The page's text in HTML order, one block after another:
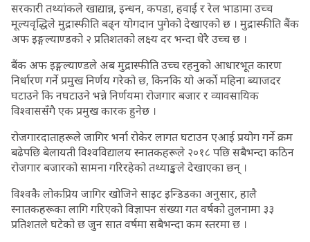
सरकारी तथ्यांकले खाद्यान्न, इन्धन, कपडा, हवाई र रेल भाडामा उच्च
मूल्यवृद्धिले मुद्रास्फीति बढ्न योगदान पुगेको देखाएको छ । मुद्रास्फीति बैंक
अफ इङ्गल्याण्डको २ प्रतिशतको लक्ष्य दर भन्दा धेरै उच्च छ ।
बैंक अफ इङ्गल्याण्डले अब मुद्रास्फीति उच्च रहनुको आधारभूत कारण
निर्धारण गर्ने प्रमुख निर्णय गरेको छ, किनकि यो अर्को महिना ब्याजदर
घटाउने कि नघटाउने भन्ने निर्णयमा रोजगार बजार र व्यावसायिक
विश्वाससँगै एक प्रमुख कारक हुनेछ ।
रोजगारदाताहरूले जागिर भर्ना रोकेर लागत घटाउन एआई प्रयोग गर्ने क्रम
बढेपछि बेलायती विश्वविद्यालय स्नातकहरूले २०१८ पछि सबैभन्दा कठिन
रोजगार बजारको सामना गरिरहेको तथ्याङ्कले देखाएका छन् ।
विश्वकै लोकप्रिय जागिर खोजिने साइट इन्डिडका अनुसार, हालै
स्नातकहरूका लागि गरिएको विज्ञापन संख्या गत वर्षको तुलनामा ३३
प्रतिशतले घटेको छ जुन सात वर्षमा सबैभन्दा कम स्तरमा छ ।